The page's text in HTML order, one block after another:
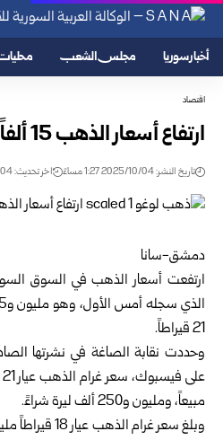
أخبار سوريا مجلس الشعب
اقتصاد
ارتفاع أسعار الذهب 15 ألفاً في السوق السورية
تاريخ النشر: 2025/10/04 1:27 مساءً اخر تحديث: 2025/10/04 1:27 مساءً
دمشق-سانا
21 قيراطاً.
وحددت نقابة الصاغة في نشرتها
مبيعاً، ومليون و250 ألف ليرة شراءً.